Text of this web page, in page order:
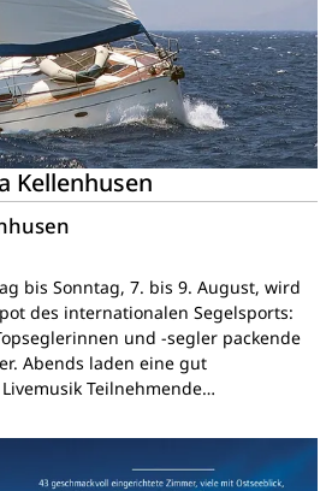
Kellenhusen
bis Sonntag, 7. bis 9. August, wird
des internationalen Segelsports:
und -segler packende
Abends laden eine gut
Teilnehmende…